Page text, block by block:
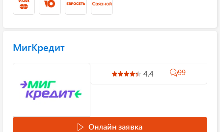
МигКредит
4.4 99
Онлайн заявка